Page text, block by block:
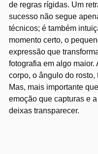
de regras rígidas. Um
sucesso não segue
técnicos; é também
momento certo, o
expressão que
fotografia em algo maior.
corpo, o ângulo do rosto,
Mas, mais importante
emoção que capturas e
deixas transparecer.